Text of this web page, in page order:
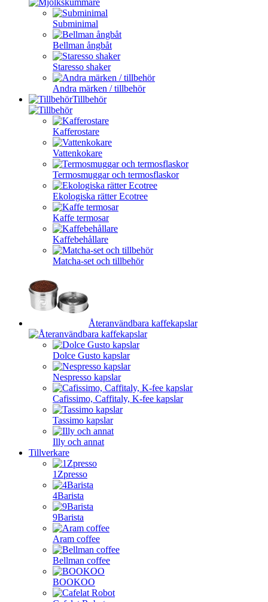
Subminimal
Bellman ångbåt
Staresso shaker
Andra märken / tillbehör
Tillbehör
Kafferostare
Vattenkokare
Termosmuggar och termosflaskor
Ekologiska rätter Ecotree
Kaffe termosar
Kaffebehållare
Matcha-set och tillbehör
Återanvändbara kaffekapslar
Dolce Gusto kapslar
Nespresso kapslar
Cafissimo, Caffitaly, K-fee kapslar
Tassimo kapslar
Illy och annat
Tillverkare
1Zpresso
4Barista
9Barista
Aram coffee
Bellman coffee
BOOKOO